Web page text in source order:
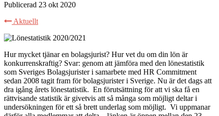
Publicerad 23 okt 2020
Aktuellt
Hur mycket tjänar en bolagsjurist? Hur vet du om din lön är
konkurrenskraftig? Svar: genom att jämföra med den lönestatistik
som Sveriges Bolagsjurister i samarbete med HR Commitment
sedan 2008 tagit fram för bolagsjurister i Sverige. Nu är det dags att
dra igång årets lönestatistik. En förutsättning för att vi ska få en
rättvisande statistik är givetvis att så många som möjligt deltar i
undersökningen för ett så brett underlag som möjligt. Vi uppmanar